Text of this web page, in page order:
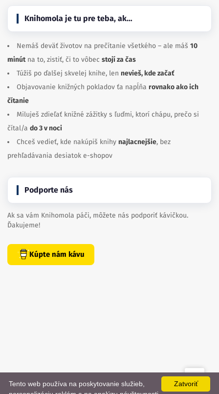
Knihomola je tu pre teba, ak…
Nemáš deväť životov na prečítanie všetkého – ale máš 10
minútna to, zistiť, či to vôbec stojí za čas
Túžiš po ďalšej skvelej knihe, len nevieš, kde začať
Objavovanie knižných pokladov ťa napĺňa rovnako ako ich
čítanie
Miluješ zdieľať knižné zážitky s ľuďmi, ktorí chápu, prečo si
čítal/a do 3 v noci
Chceš vedieť, kde nakúpiš knihy najlacnejšie, bez
prehľadávania desiatok e-shopov
Podporte nás
Ak sa vám Knihomola páči, môžete nás podporiť kávičkou.
Ďakujeme!
Kúpte nám kávu
Zatvoriť
Tento web používa na poskytovanie služieb,